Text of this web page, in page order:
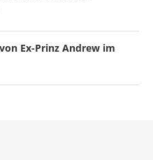
Ex-Prinz Andrew im